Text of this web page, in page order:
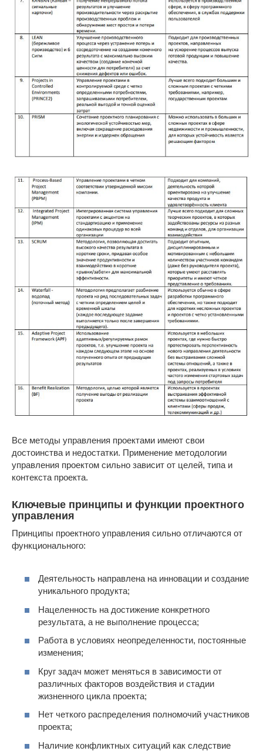
Все методы управления проектами имеют свои
достоинства и недостатки. Применение методологии
управления проектом сильно зависит от целей, типа и
контекста проекта.
Ключевые принципы и функции проектного
управления
Принципы проектного управления сильно отличаются от
функционального:
Деятельность направлена на инновации и создание
уникального продукта;
Нацеленность на достижение конкретного
результата, а не выполнение процесса;
Работа в условиях неопределенности, постоянные
изменения;
Круг задач может меняться в зависимости от
различных факторов воздействия и стадии
жизненного цикла проекта;
Нет четкого распределения полномочий участников
проекта;
Наличие конфликтных ситуаций как следствие